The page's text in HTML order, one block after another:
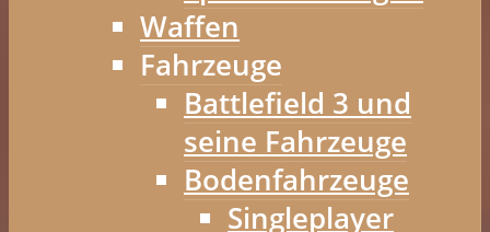
Waffen
Fahrzeuge
Battlefield 3 und
seine Fahrzeuge
Bodenfahrzeuge
Singleplayer